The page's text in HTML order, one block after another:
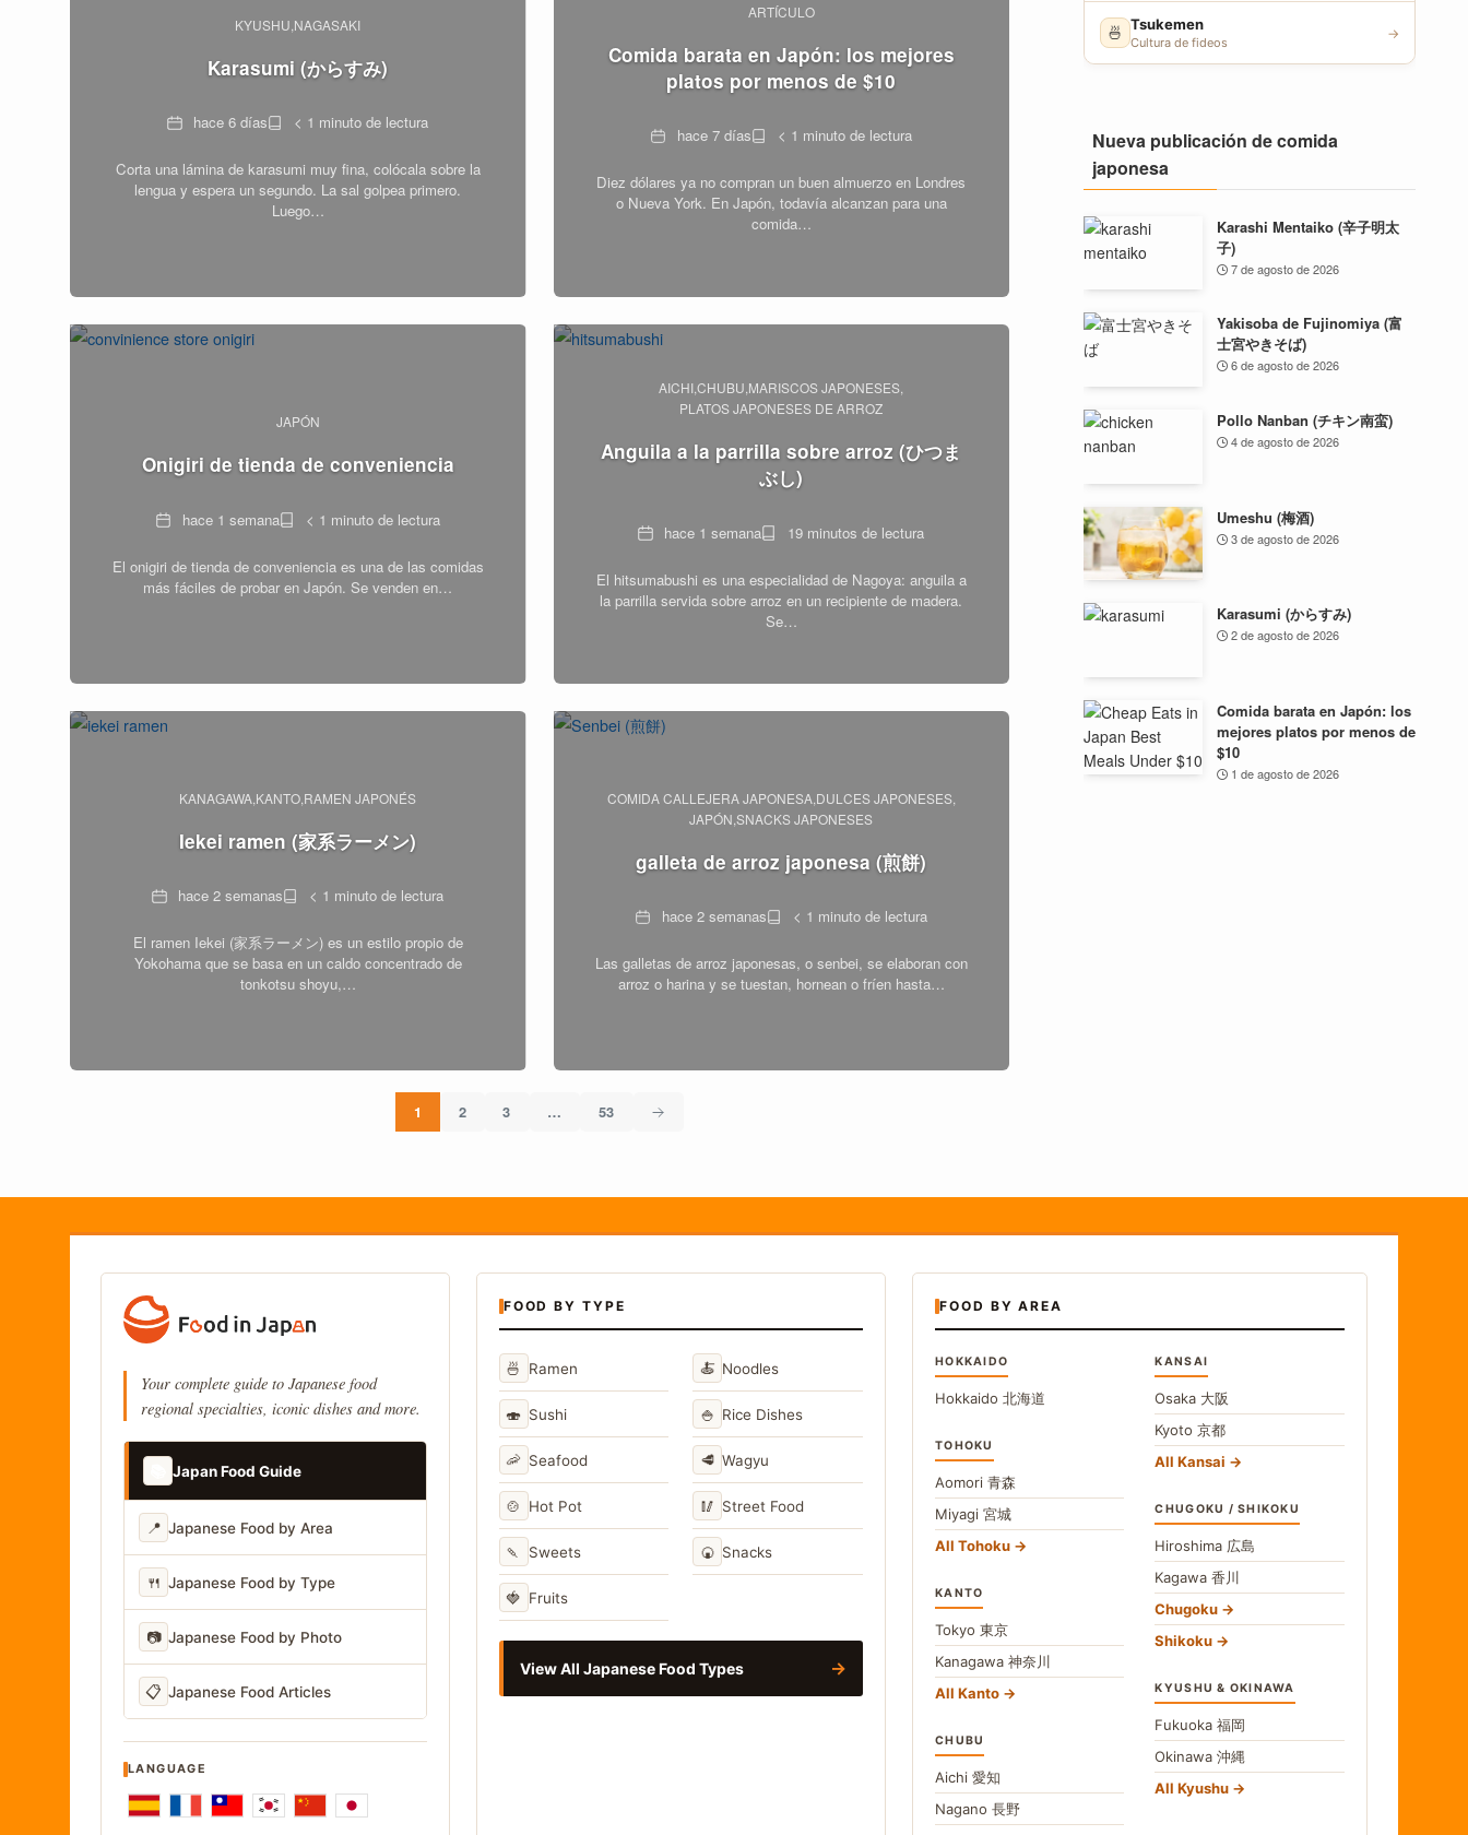
KYUSHU NAGASAKI
Karasumi (からすみ)
Fechahace 6 díasTiempo
lectura
< 1 minuto de lectura
Corta una lámina de karasumi muy fina, colócala sobre la
lengua y espera un segundo. La sal golpea primero.
Luego…
ARTÍCULO
Comida barata en Japón: los mejores
platos por menos de $10
Fechahace 7 díasTiempo
lectura
< 1 minuto de lectura
Diez dólares ya no compran un buen almuerzo en Londres
o Nueva York. En Japón, todavía alcanzan para una
comida…
JAPÓN
Onigiri de tienda de conveniencia
Fechahace 1 semanaTiempo
lectura
< 1 minuto de lectura
El onigiri de tienda de conveniencia es una de las comidas
más fáciles de probar en Japón. Se venden en…
AICHICHUBU MARISCOS JAPONESES
PLATOS JAPONESES DE ARROZ
Anguila a la parrilla sobre arroz (ひつま
ぶし)
Fechahace 1 semanaTiempo
lectura
19 minutos de lectura
El hitsumabushi es una especialidad de Nagoya: anguila a
la parrilla servida sobre arroz en un recipiente de madera.
Se…
KANAGAWA KANTO RAMEN JAPONÉS
Iekei ramen (家系ラーメン)
Fechahace 2 semanasTiempo
lectura
< 1 minuto de lectura
El ramen Iekei (家系ラーメン) es un estilo propio de
Yokohama que se basa en un caldo concentrado de
tonkotsu shoyu,…
COMIDA CALLEJERA JAPONESA DULCES JAPONESES
JAPÓN SNACKS JAPONESES
galleta de arroz japonesa (煎餅)
Fechahace 2 semanasTiempo
lectura
< 1 minuto de lectura
Las galletas de arroz japonesas, o senbei, se elaboran con
arroz o harina y se tuestan, hornean o fríen hasta…
1 2 3 … 53
🍜 Tsukemen
Cultura de fideos
→
Nueva publicación de comida
japonesa
Karashi Mentaiko (辛子明太
子)
7 de agosto de 2026
Yakisoba de Fujinomiya (富
士宮やきそば)
6 de agosto de 2026
Pollo Nanban (チキン南蛮)
4 de agosto de 2026
Umeshu (梅酒)
3 de agosto de 2026
Karasumi (からすみ)
2 de agosto de 2026
Comida barata en Japón: los
mejores platos por menos de
$10
1 de agosto de 2026
Your complete guide to Japanese food
regional specialties, iconic dishes and more.
Japan Food Guide
📍 Japanese Food by Area
🍴 Japanese Food by Type
📷 Japanese Food by Photo
📋 Japanese Food Articles
LANGUAGE
FOOD BY TYPE
🍜 Ramen 🍝 Noodles
🍣 Sushi 🍚 Rice Dishes
🦐 Seafood 🥩 Wagyu
🍲 Hot Pot 🥢 Street Food
🍡 Sweets 🍘 Snacks
🍓 Fruits
View All Japanese Food Types →
FOOD BY AREA
HOKKAIDO
Hokkaido 北海道
TOHOKU
Aomori 青森
Miyagi 宮城
All Tohoku
KANTO
Tokyo 東京
Kanagawa 神奈川
All Kanto
CHUBU
Aichi 愛知
Nagano 長野
KANSAI
Osaka 大阪
Kyoto京都
All Kansai
CHUGOKU / SHIKOKU
Hiroshima 広島
Kagawa香川
Chugoku
Shikoku
KYUSHU & OKINAWA
Fukuoka福岡
Okinawa沖縄
All Kyushu